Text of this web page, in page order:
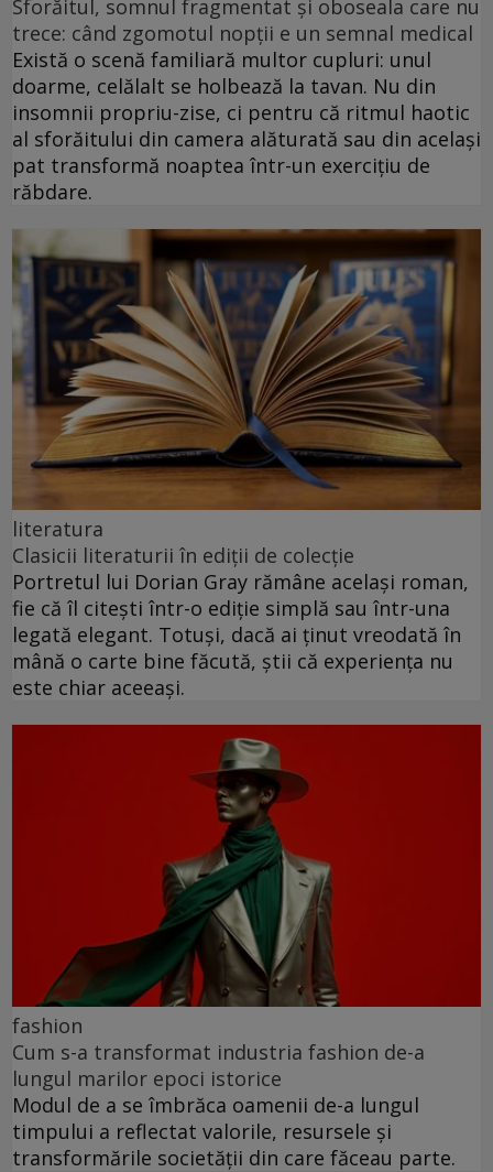
Sforăitul, somnul fragmentat și oboseala care nu
trece: când zgomotul nopții e un semnal medical
Există o scenă familiară multor cupluri: unul
doarme, celălalt se holbează la tavan. Nu din
insomnii propriu-zise, ci pentru că ritmul haotic
al sforăitului din camera alăturată sau din același
pat transformă noaptea într-un exercițiu de
răbdare.
literatura
Clasicii literaturii în ediții de colecție
Portretul lui Dorian Gray rămâne același roman,
fie că îl citești într-o ediție simplă sau într-una
legată elegant. Totuși, dacă ai ținut vreodată în
mână o carte bine făcută, știi că experiența nu
este chiar aceeași.
fashion
Cum s-a transformat industria fashion de-a
lungul marilor epoci istorice
Modul de a se îmbrăca oamenii de-a lungul
timpului a reflectat valorile, resursele și
transformările societății din care făceau parte.